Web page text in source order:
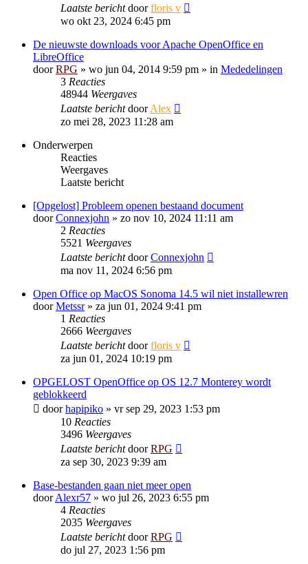
Laatste berichtdoorfloris v
wo okt 23, 2024 6:45 pm
De nieuwste downloads voor Apache OpenOffice en
LibreOffice
doorRPG » wo jun 04, 2014 9:59 pm » in Mededelingen
3 Reacties
48944 Weergaves
Laatste berichtdoorAlex
zo mei 28, 2023 11:28 am
Onderwerpen
Reacties
Weergaves
Laatste bericht
[Opgelost] Probleem openen bestaand document
doorConnexjohn » zo nov 10, 2024 11:11 am
2 Reacties
5521 Weergaves
Laatste berichtdoorConnexjohn
ma nov 11, 2024 6:56 pm
Open Office op MacOS Sonoma 14.5 wil niet installewren
doorMetssr» za jun 01, 2024 9:41 pm
1 Reacties
2666 Weergaves
Laatste berichtdoorfloris v
za jun 01, 2024 10:19 pm
OPGELOST OpenOffice op OS 12.7 Monterey wordt
geblokkeerd
doorhapipiko » vr sep 29, 2023 1:53 pm
10 Reacties
3496 Weergaves
Laatste berichtdoorRPG
za sep 30, 2023 9:39 am
Base-bestanden gaan niet meer open
doorAlexr57 » wo jul 26, 2023 6:55 pm
4 Reacties
2035 Weergaves
Laatste berichtdoorRPG
do jul 27, 2023 1:56 pm